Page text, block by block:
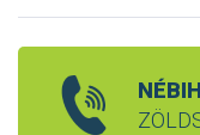
NÉBIH